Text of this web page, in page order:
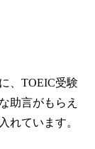
、TOEIC受験
助言がもらえ
れています。